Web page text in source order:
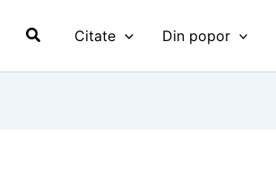
SearchCitate Din popor